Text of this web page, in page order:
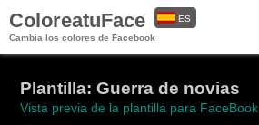
ColoreatuFace
Cambia los colores de Facebook
ES
Plantilla: Guerra de novias
Vista previa de la plantilla para FaceBook